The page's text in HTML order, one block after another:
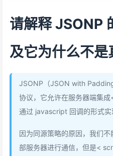
请解释 JSONP
及它为什么不是
JSONP（JSON with
协议，它允许在服务器端集
通过 javascript 回调的形式实
因为同源策略的原因，我们
部服务器进行通信，但是<